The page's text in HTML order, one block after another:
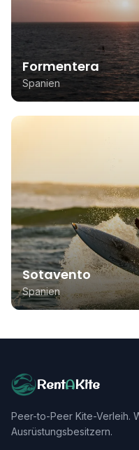
Formentera
Spanien
Sotavento
Spanien
RentAKite
Peer-to-Peer Kite-Verleih.
Ausrüstungsbesitzern.